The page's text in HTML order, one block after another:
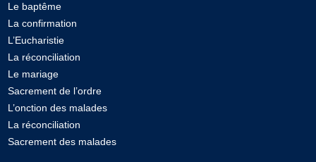
Le baptême
La confirmation
L’Eucharistie
La réconciliation
Le mariage
Sacrement de l’ordre
L’onction des malades
La réconciliation
Sacrement des malades